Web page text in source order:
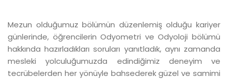
Mezun olduğumuz bölümün düzenlemiş olduğu kariyer
günlerinde, öğrencilerin Odyometri ve Odyoloji bölümü
hakkında hazırladıkları soruları yanıtladık, aynı zamanda
mesleki yolculuğumuzda edindiğimiz deneyim ve
tecrübelerden her yönüyle bahsederek güzel ve samimi